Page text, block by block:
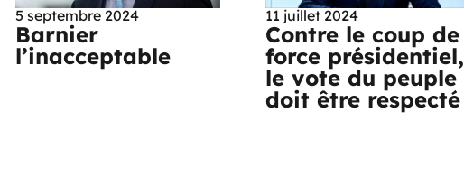
5 septembre 2024
Barnier
l’inacceptable
11 juillet 2024
Contre le coup de
force présidentiel,
le vote du peuple
doit être respecté